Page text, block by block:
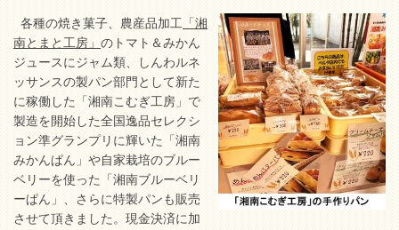
各種の焼き菓子、農産品加工「湘
南とまと工房」のトマト＆みかん
ジュースにジャム類、しんわルネ
ッサンスの製パン部門として新た
に稼働した「湘南こむぎ工房」で
製造を開始した全国逸品セレクシ
ョン準グランプリに輝いた「湘南
みかんぱん」や自家栽培のブルー
ベリーを使った「湘南ブルーベリ
ーぱん」、さらに特製パンも販売
させて頂きました。現金決済に加